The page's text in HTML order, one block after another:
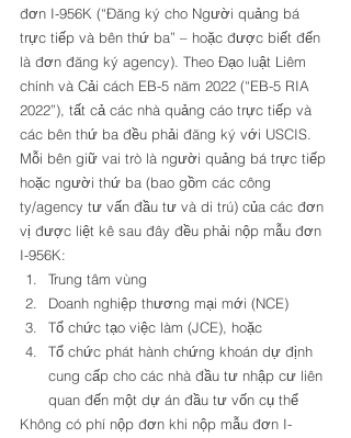
đơn I-956K (“Đăng ký cho Người quảng bá
trực tiếp và bên thứ ba” – hoặc được biết đến
là đơn đăng ký agency). Theo Đạo luật Liêm
chính và Cải cách EB-5 năm 2022 (“EB-5 RIA
2022”), tất cả các nhà quảng cáo trực tiếp và
các bên thứ ba đều phải đăng ký với USCIS.
Mỗi bên giữ vai trò là người quảng bá trực tiếp
hoặc người thứ ba (bao gồm các công
ty/agency tư vấn đầu tư và di trú) của các đơn
vị được liệt kê sau đây đều phải nộp mẫu đơn
I-956K:
Trung tâm vùng
Doanh nghiệp thương mại mới (NCE)
Tổ chức tạo việc làm (JCE), hoặc
Tổ chức phát hành chứng khoán dự định
cung cấp cho các nhà đầu tư nhập cư liên
quan đến một dự án đầu tư vốn cụ thể
Không có phí nộp đơn khi nộp mẫu đơn I-